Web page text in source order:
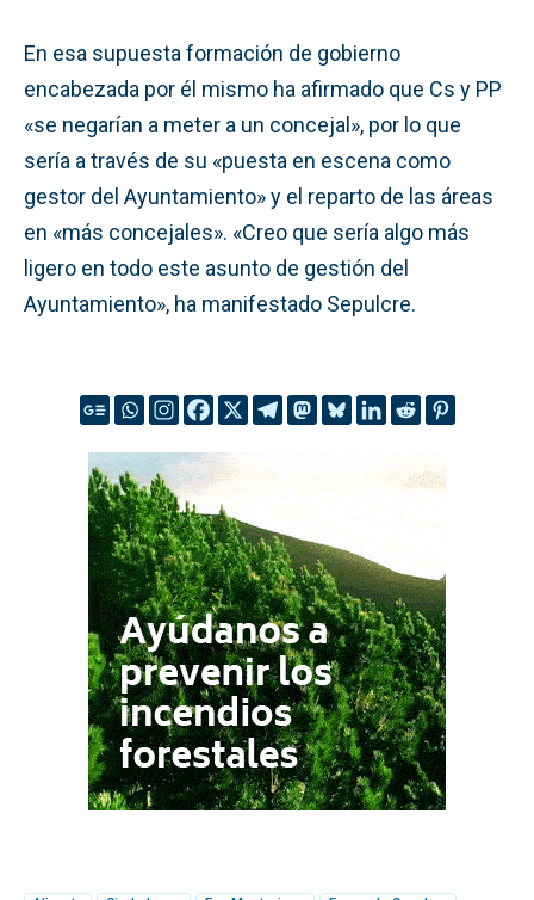
En esa supuesta formación de gobierno
encabezada por él mismo ha afirmado que Cs y PP
«se negarían a meter a un concejal», por lo que
sería a través de su «puesta en escena como
gestor del Ayuntamiento» y el reparto de las áreas
en «más concejales». «Creo que sería algo más
ligero en todo este asunto de gestión del
Ayuntamiento», ha manifestado Sepulcre.